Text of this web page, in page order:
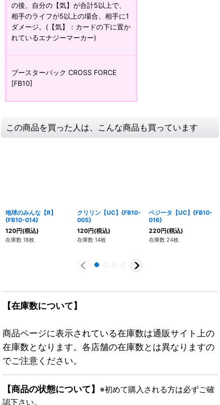
の後、自分の【気】が合計5以上で、
相手のライフが5以上の場合、相手に1
ダメージ。(【気】：カードの下に置か
れているエナジーマーカー)
ブースターパック CROSS FORCE
[FB10]
この商品を買った人は、こんな商品も買っています
地球のみんな【R】
{FB10-014}
120円(税込)
在庫数 18枚
クリリン【UC】{FB10-
005}
120円(税込)
在庫数 14枚
ベジータ【UC】{FB10-
016}
220円(税込)
在庫数 24枚
【在庫数について】
商品ページに表示されている在庫数は通販サイト上の
在庫数となります。各店舗の在庫数とは異なりますの
でご注意ください。
【商品の状態について】 ※初めて購入される方は必ずご確
認下さい。